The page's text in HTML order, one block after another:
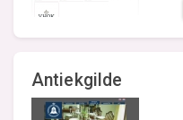
Antiekgilde